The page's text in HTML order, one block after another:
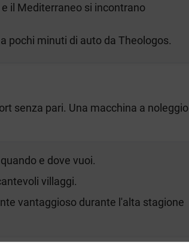
il Mediterraneo si incontrano
pochi minuti di auto da Theologos.
senza pari. Una macchina a noleggio
e dove vuoi.
villaggi.
vantaggioso durante l'alta stagione